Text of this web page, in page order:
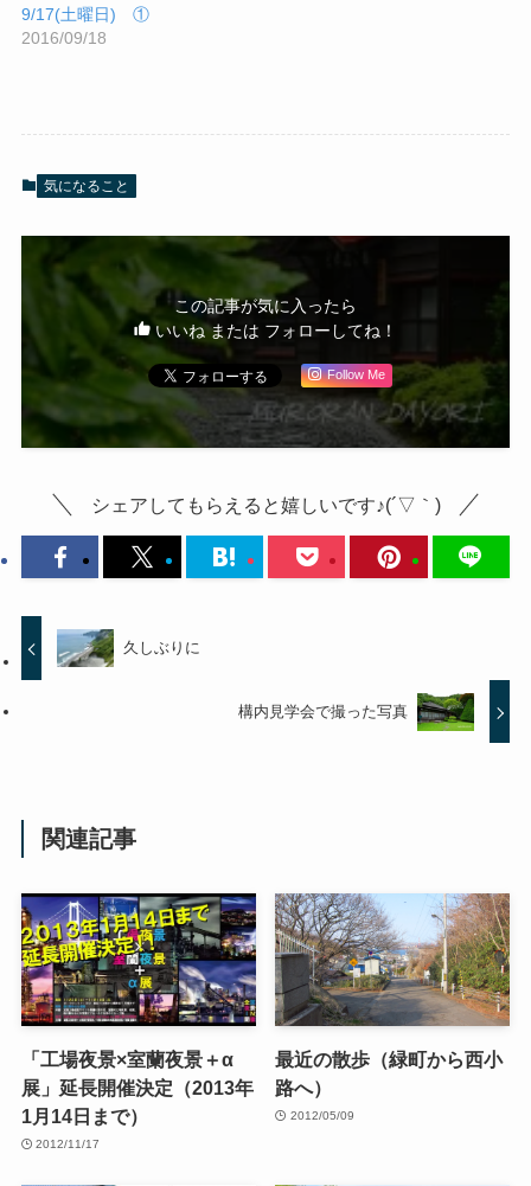
9/17(土曜日) ①
2016/09/18
気になること
この記事が気に入ったら
いいね または フォローしてね！
Follow Me
シェアしてもらえると嬉しいです♪(´▽｀)
久しぶりに
構内見学会で撮った写真
関連記事
「工場夜景×室蘭夜景＋α
展」延長開催決定（2013年
1月14日まで）
2012/11/17
最近の散歩（緑町から西小
路へ）
2012/05/09